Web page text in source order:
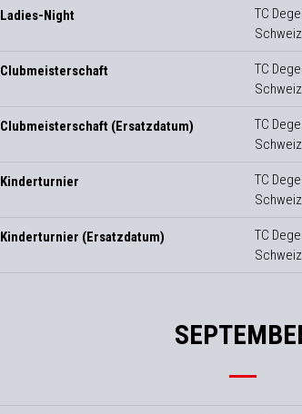
Ladies-Night
TC
Schweiz
Clubmeisterschaft
TC
Schweiz
Clubmeisterschaft (Ersatzdatum)
TC
Schweiz
Kinderturnier
TC
Schweiz
Kinderturnier (Ersatzdatum)
TC
Schweiz